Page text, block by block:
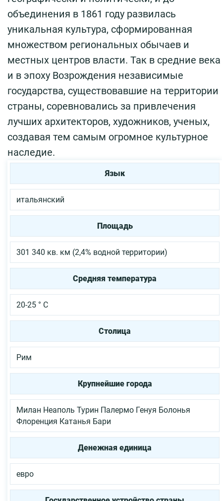
объединения в 1861 году развилась
уникальная культура, сформированная
множеством региональных обычаев и
местных центров власти. Так в средние века
и в эпоху Возрождения независимые
государства, существовавшие на территории
страны, соревновались за привлечения
лучших архитекторов, художников, ученых,
создавая тем самым огромное культурное
наследие.
Язык
итальянский
Площадь
301 340 кв. км (2,4% водной территории)
Средняя температура
20-25 ° С
Столица
Рим
Крупнейшие города
Милан Неаполь Турин Палермо Генуя Болонья
Флоренция Катанья Бари
Денежная единица
евро